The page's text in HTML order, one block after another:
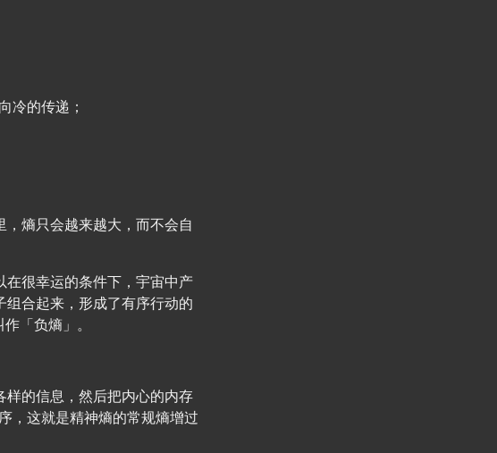
冷的传递；
熵只会越来越大，而不会自
很幸运的条件下，宇宙中产
合起来，形成了有序行动的
「负熵」。
的信息，然后把内心的内存
，这就是精神熵的常规熵增过